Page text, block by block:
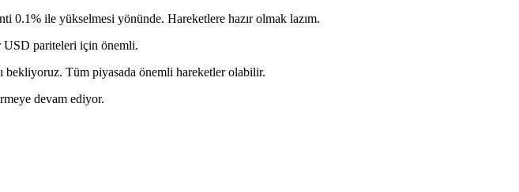
0.1% ile yükselmesi yönünde. Hareketlere hazır olmak lazım.
pariteleri için önemli.
bekliyoruz. Tüm piyasada önemli hareketler olabilir.
devam ediyor.